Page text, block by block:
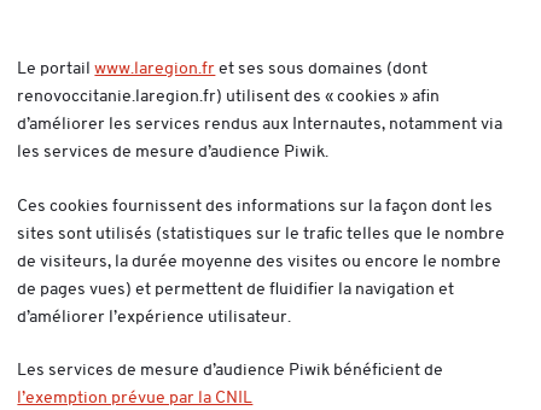
Le portailwww.laregion.fr - Nouvelle fenêtre
et ses sous domaines (dont
renovoccitanie.laregion.fr) utilisent des « cookies » afin
d’améliorer les services rendus aux Internautes, notamment via
les services de mesure d’audience Piwik.
Ces cookies fournissent des informations sur la façon dont les
sites sont utilisés (statistiques sur le trafic telles que le nombre
de visiteurs, la durée moyenne des visites ou encore le nombre
de pages vues) et permettent de fluidifier la navigation et
d’améliorer l’expérience utilisateur.
Les services de mesure d’audience Piwik bénéficient de
l’exemption prévue par la CNIL